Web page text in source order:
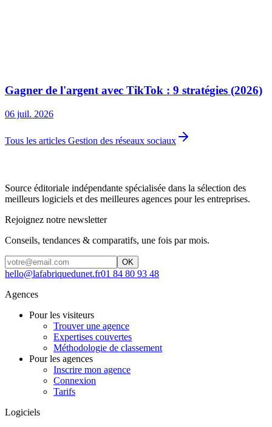
Gagner de l'argent avec TikTok : 9 stratégies (2026)
06 juil. 2026
Tous les articles Gestion des réseaux sociaux
Source éditoriale indépendante spécialisée dans la sélection des
meilleurs logiciels et des meilleures agences pour les entreprises.
Rejoignez notre newsletter
Conseils, tendances & comparatifs, une fois par mois.
OK
hello@lafabriquedunet.fr01 84 80 93 48
Agences
Pour les visiteurs
Trouver une agence
Expertises couvertes
Méthodologie de classement
Pour les agences
Inscrire mon agence
Connexion
Tarifs
Logiciels